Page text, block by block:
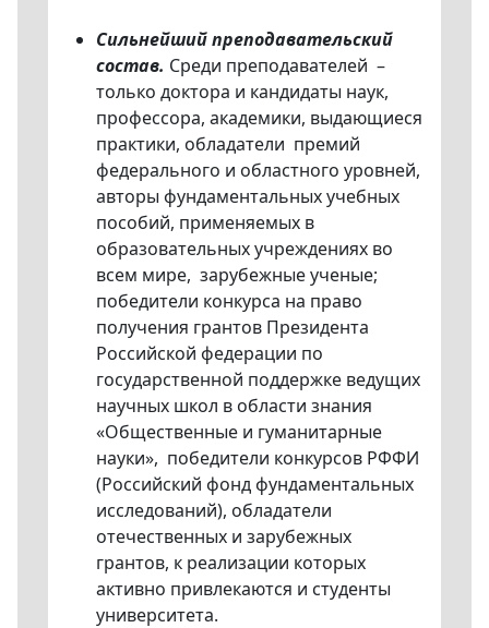
Сильнейший преподавательский
состав. Среди преподавателей –
только доктора и кандидаты наук,
профессора, академики, выдающиеся
практики, обладатели премий
федерального и областного уровней,
авторы фундаментальных учебных
пособий, применяемых в
образовательных учреждениях во
всем мире, зарубежные ученые;
победители конкурса на право
получения грантов Президента
Российской федерации по
государственной поддержке ведущих
научных школ в области знания
«Общественные и гуманитарные
науки», победители конкурсов РФФИ
(Российский фонд фундаментальных
исследований), обладатели
отечественных и зарубежных
грантов, к реализации которых
активно привлекаются и студенты
университета.